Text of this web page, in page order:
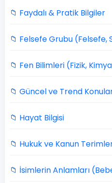
📁 Faydalı & Pratik Bilgiler
📁 Felsefe Grubu (Felsefe,
📁 Fen Bilimleri (Fizik,
📁 Güncel ve Trend
📁 Hayat Bilgisi
📁 Hukuk ve Kanun
📁 İsimlerin Anlamları